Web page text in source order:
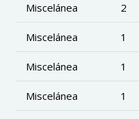
Miscelánea 2
Miscelánea 1
Miscelánea 1
Miscelánea 1